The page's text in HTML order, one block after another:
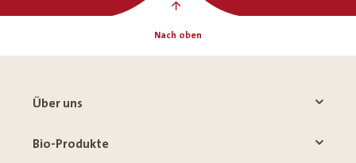
Nach oben
Über uns
Bio-Produkte